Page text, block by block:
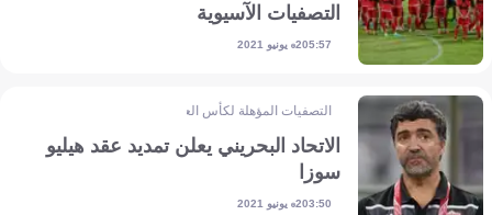
التصفيات الآسيوية
05:572 يونيو 2021
التصفيات المؤهلة لكأس العالم - آسيا
الاتحاد البحريني يعلن تمديد عقد هيليو
سوزا
03:502 يونيو 2021